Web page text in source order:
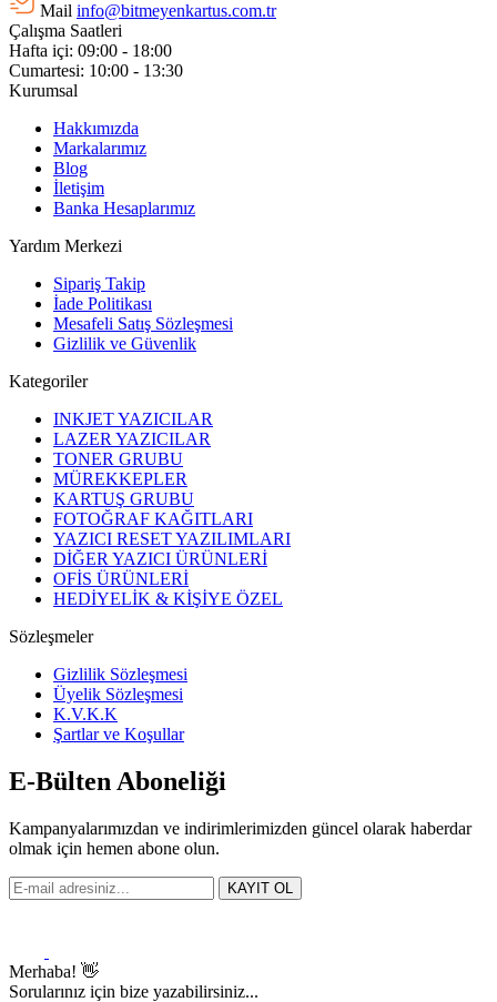
Mail info@bitmeyenkartus.com.tr
Çalışma Saatleri
Hafta içi: 09:00 - 18:00
Cumartesi: 10:00 - 13:30
Kurumsal
Hakkımızda
Markalarımız
Blog
İletişim
Banka Hesaplarımız
Yardım Merkezi
Sipariş Takip
İade Politikası
Mesafeli Satış Sözleşmesi
Gizlilik ve Güvenlik
Kategoriler
INKJET YAZICILAR
LAZER YAZICILAR
TONER GRUBU
MÜREKKEPLER
KARTUŞ GRUBU
FOTOĞRAF KAĞITLARI
YAZICI RESET YAZILIMLARI
DİĞER YAZICI ÜRÜNLERİ
OFİS ÜRÜNLERİ
HEDİYELİK & KİŞİYE ÖZEL
Sözleşmeler
Gizlilik Sözleşmesi
Üyelik Sözleşmesi
K.V.K.K
Şartlar ve Koşullar
E-Bülten Aboneliği
Kampanyalarımızdan ve indirimlerimizden güncel olarak haberdar
olmak için hemen abone olun.
KAYIT OL
Merhaba! 👋
Sorularınız için bize yazabilirsiniz...